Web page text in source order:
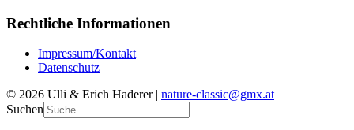
Rechtliche Informationen
Impressum/Kontakt
Datenschutz
© 2026 Ulli & Erich Haderer | nature-classic@gmx.at
Suchen